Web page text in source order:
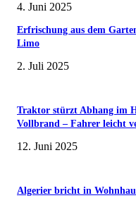
4. Juni 2025
Erfrischung aus dem
Limo
2. Juli 2025
Traktor stürzt Abhang im
Vollbrand – Fahrer leicht
12. Juni 2025
Algerier bricht in